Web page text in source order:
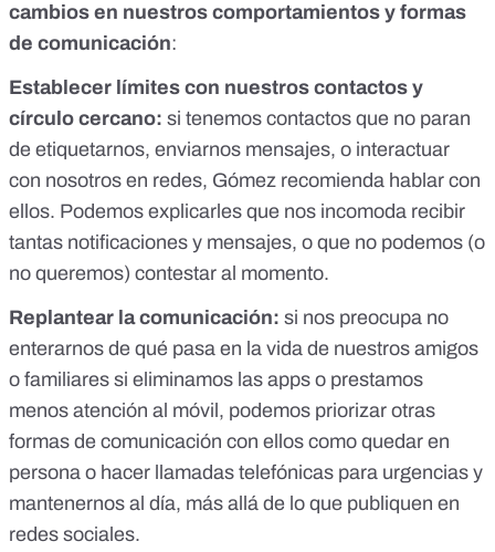
cambios en nuestros comportamientos y formas
de comunicación:
Establecer límites con nuestros contactos y
círculo cercano: si tenemos contactos que no paran
de etiquetarnos, enviarnos mensajes, o interactuar
con nosotros en redes, Gómez recomienda hablar con
ellos. Podemos explicarles que nos incomoda recibir
tantas notificaciones y mensajes, o que no podemos (o
no queremos) contestar al momento.
Replantear la comunicación: si nos preocupa no
enterarnos de qué pasa en la vida de nuestros amigos
o familiares si eliminamos las apps o prestamos
menos atención al móvil, podemos priorizar otras
formas de comunicación con ellos como quedar en
persona o hacer llamadas telefónicas para urgencias y
mantenernos al día, más allá de lo que publiquen en
redes sociales.